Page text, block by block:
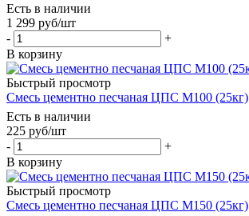
Есть в наличии
1 299 руб/шт
-
+
В корзину
Быстрый просмотр
Смесь цементно песчаная ЦПС М100 (25кг)
Есть в наличии
225 руб/шт
-
+
В корзину
Быстрый просмотр
Смесь цементно песчаная ЦПС М150 (25кг)